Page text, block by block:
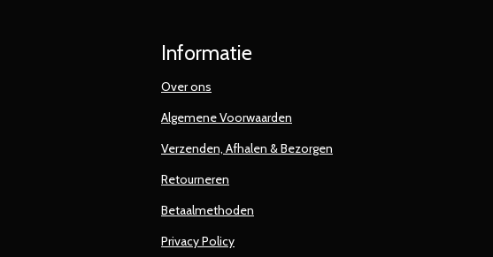
Informatie
Over ons
Algemene Voorwaarden
Verzenden, Afhalen & Bezorgen
Retourneren
Betaalmethoden
Privacy Policy